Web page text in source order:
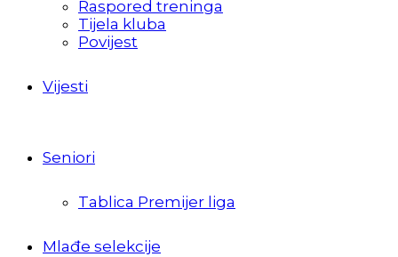
Raspored treninga
Tijela kluba
Povijest
Vijesti
Seniori
Tablica Premijer liga
Mlađe selekcije